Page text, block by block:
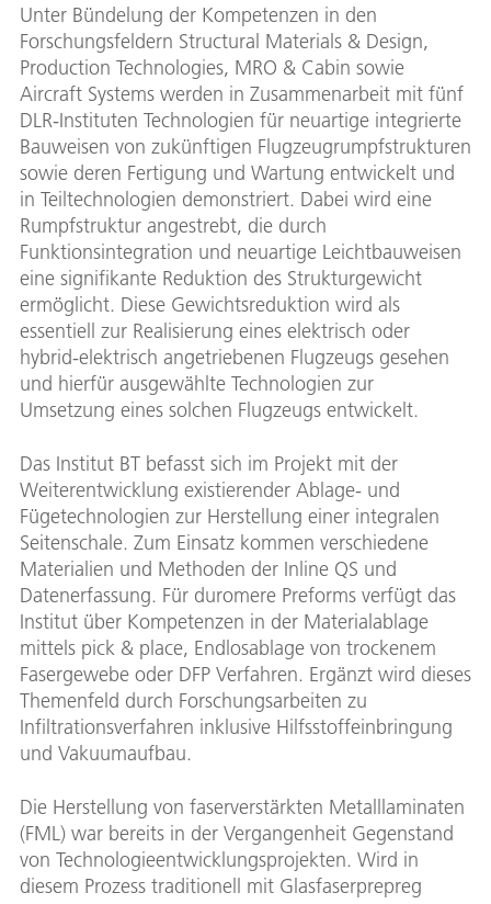
Unter Bündelung der Kompetenzen in den
Forschungsfeldern Structural Materials & Design,
Production Technologies, MRO & Cabin sowie
Aircraft Systems werden in Zusammenarbeit mit fünf
DLR-Instituten Technologien für neuartige integrierte
Bauweisen von zukünftigen Flugzeugrumpfstrukturen
sowie deren Fertigung und Wartung entwickelt und
in Teiltechnologien demonstriert. Dabei wird eine
Rumpfstruktur angestrebt, die durch
Funktionsintegration und neuartige Leichtbauweisen
eine signifikante Reduktion des Strukturgewicht
ermöglicht. Diese Gewichtsreduktion wird als
essentiell zur Realisierung eines elektrisch oder
hybrid-elektrisch angetriebenen Flugzeugs gesehen
und hierfür ausgewählte Technologien zur
Umsetzung eines solchen Flugzeugs entwickelt.
Das Institut BT befasst sich im Projekt mit der
Weiterentwicklung existierender Ablage- und
Fügetechnologien zur Herstellung einer integralen
Seitenschale. Zum Einsatz kommen verschiedene
Materialien und Methoden der Inline QS und
Datenerfassung. Für duromere Preforms verfügt das
Institut über Kompetenzen in der Materialablage
mittels pick & place, Endlosablage von trockenem
Fasergewebe oder DFP Verfahren. Ergänzt wird dieses
Themenfeld durch Forschungsarbeiten zu
Infiltrationsverfahren inklusive Hilfsstoffeinbringung
und Vakuumaufbau.
Die Herstellung von faserverstärkten Metalllaminaten
(FML) war bereits in der Vergangenheit Gegenstand
von Technologieentwicklungsprojekten. Wird in
diesem Prozess traditionell mit Glasfaserprepreg